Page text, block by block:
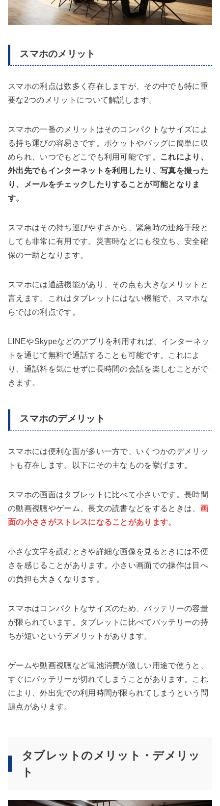
スマホのメリット
スマホの利点は数多く存在しますが、その中でも特に重
要な2つのメリットについて解説します。
スマホの一番のメリットはそのコンパクトなサイズによ
る持ち運びの容易さです。ポケットやバッグに簡単に収
められ、いつでもどこでも利用可能です。
これにより、
外出先でもインターネットを利用したり、写真を撮った
り、メールをチェックしたりすることが可能となりま
す。
スマホはその持ち運びやすさから、緊急時の連絡手段と
しても非常に有用です。災害時などにも役立ち、安全確
保の一助となります。
スマホには通話機能があり、その点も大きなメリットと
言えます。これはタブレットにはない機能で、スマホな
らではの利点です。
LINEやSkypeなどのアプリを利用すれば、インターネッ
トを通じて無料で通話することも可能です。これによ
り、通話料を気にせずに長時間の会話を楽しむことがで
きます。
スマホのデメリット
スマホには便利な面が多い一方で、いくつかのデメリッ
トも存在します。以下にその主なものを挙げます。
スマホの画面はタブレットに比べて小さいです。長時間
の動画視聴やゲーム、長文の読書などをするときは、 画
面の小ささがストレスになることがあります。
小さな文字を読むときや詳細な画像を見るときには不便
さを感じることがあります。小さい画面での操作は目へ
の負担も大きくなります。
スマホはコンパクトなサイズのため、バッテリーの容量
が限られています。タブレットに比べてバッテリーの持
ちが短いというデメリットがあります。
ゲームや動画視聴など電池消費が激しい用途で使うと、
すぐにバッテリーが切れてしまうことがあります。これ
により、外出先での利用時間が限られてしまうという問
題点があります。
タブレットのメリット・デメリッ
ト